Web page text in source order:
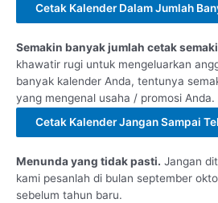
Cetak Kalender Dalam Jumlah
Semakin banyak jumlah cetak
khawatir rugi untuk mengeluarkan
banyak kalender Anda, tentunya
yang mengenal usaha / promosi Anda.
Cetak Kalender Jangan Sampai
Menunda yang tidak pasti. Jangan
kami pesanlah di bulan september
sebelum tahun baru.